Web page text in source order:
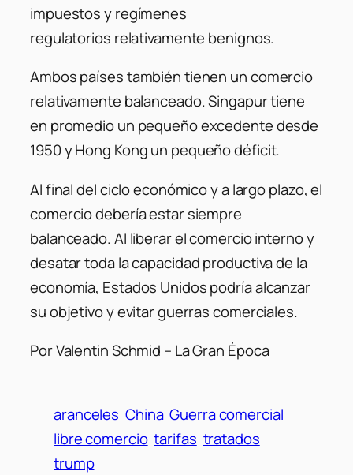
impuestos y regímenes
regulatorios relativamente benignos.
Ambos países también tienen un comercio
relativamente balanceado. Singapur tiene
en promedio un pequeño excedente desde
1950 y Hong Kong un pequeño déficit.
Al final del ciclo económico y a largo plazo, el
comercio debería estar siempre
balanceado. Al liberar el comercio interno y
desatar toda la capacidad productiva de la
economía, Estados Unidos podría alcanzar
su objetivo y evitar guerras comerciales.
Por Valentin Schmid – La Gran Época
aranceles China Guerra comercial
libre comercio tarifas tratados
trump